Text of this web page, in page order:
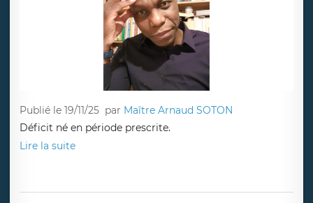
Publié le 19/11/25 par Maître Arnaud SOTON
Déficit né en période prescrite.
Lire la suite